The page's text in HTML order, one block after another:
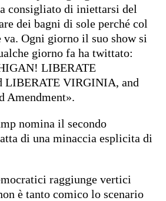
consigliato di iniettarsi del
dei bagni di sole perché col
Ogni giorno il suo show si
giorno fa ha twittato:
LIBERATE
LIBERATE VIRGINIA, and
Amendment».
nomina il secondo
di una minaccia esplicita di
raggiunge vertici
è tanto comico lo scenario